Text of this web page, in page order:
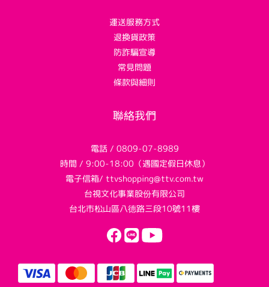
運送服務方式
退換貨政策
防詐騙宣導
常見問題
條款與細則
聯絡我們
電話 / 0809-07-8989
時間 / 9:00-18:00（遇國定假日休息）
電子信箱/ ttvshopping@ttv.com.tw
台視文化事業股份有限公司
台北市松山區八德路三段10號11樓